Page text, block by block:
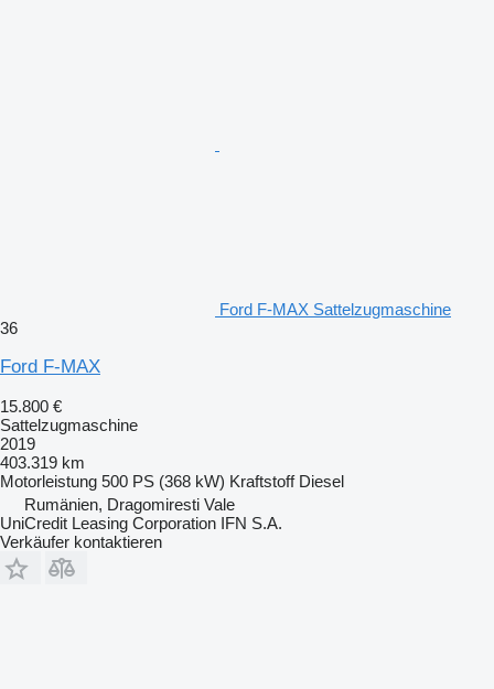
Ford F-MAX Sattelzugmaschine
36
Ford F-MAX
15.800 €
Sattelzugmaschine
2019
403.319 km
Motorleistung 500 PS (368 kW) Kraftstoff Diesel
Rumänien, Dragomiresti Vale
UniCredit Leasing Corporation IFN S.A.
Verkäufer kontaktieren